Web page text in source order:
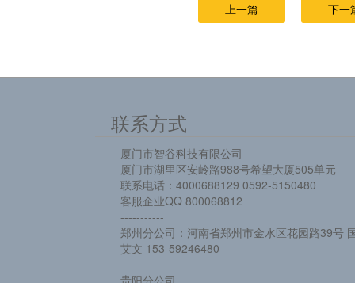
上一篇 下一
联系方式
厦门市智谷科技有限公司
厦门市湖里区安岭路988号希望大厦505单元
联系电话：4000688129 0592-5150480
客服企业QQ 800068812
-----------
郑州分公司：河南省郑州市金水区花园路39号
艾文 153-59246480
-------
贵阳分公司